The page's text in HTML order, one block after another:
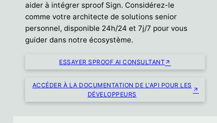
aider à intégrer sproof Sign. Considérez-le
comme votre architecte de solutions senior
personnel, disponible 24h/24 et 7j/7 pour vous
guider dans notre écosystème.
ESSAYER SPROOF AI CONSULTANT
ACCÉDER À LA DOCUMENTATION DE L'API POUR LES
DÉVELOPPEURS